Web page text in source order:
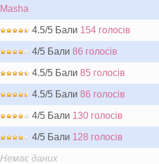
Masha
4.5/5 Бали 154 голосів
4/5 Бали 86 голосів
4.5/5 Бали 85 голосів
4.5/5 Бали 86 голосів
4/5 Бали 130 голосів
4/5 Бали 128 голосів
Немає даних